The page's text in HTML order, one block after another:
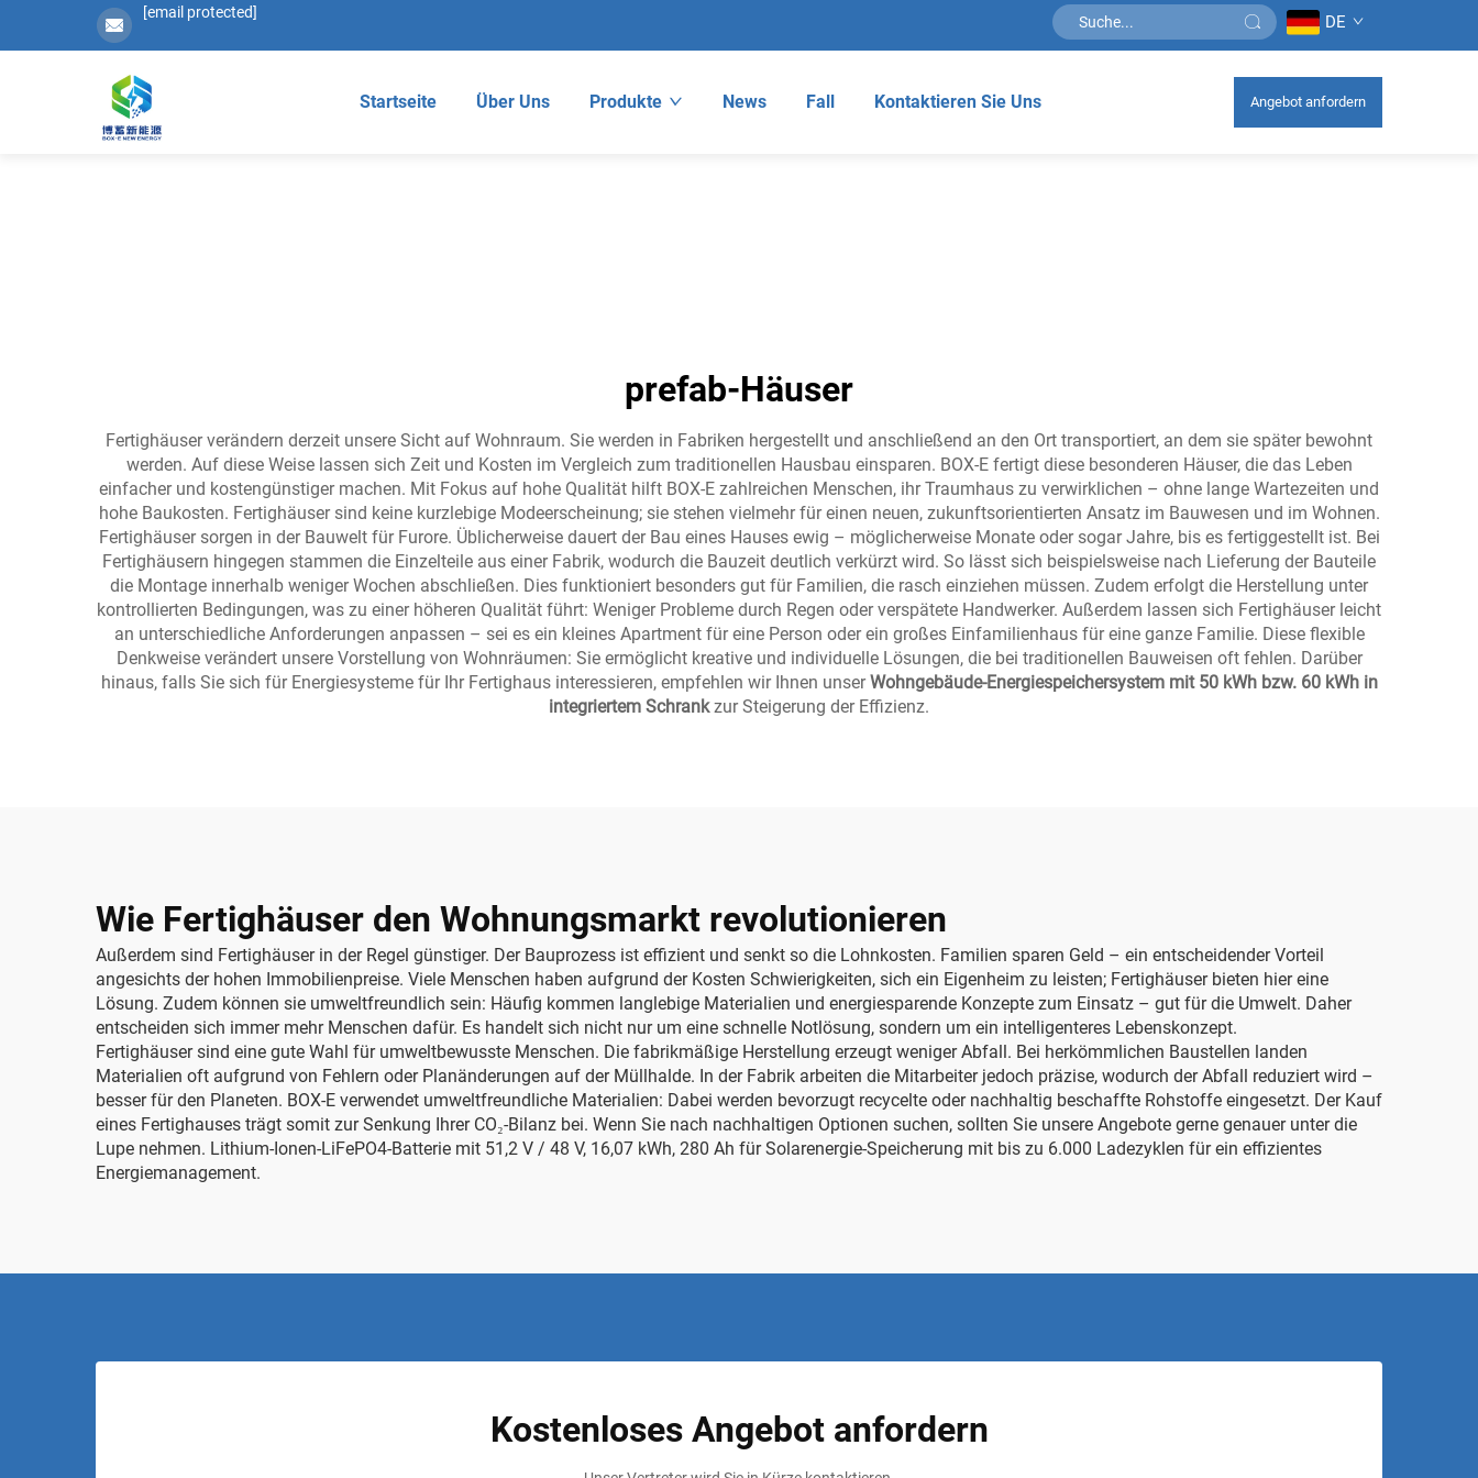
[email protected] DE
Startseite Über Uns Produkte News Fall Kontaktieren Sie Uns Angebot anfordern
prefab-Häuser
Fertighäuser verändern derzeit unsere Sicht auf Wohnraum. Sie werden in Fabriken hergestellt und anschließend an den Ort transportiert, an dem sie später bewohnt
werden. Auf diese Weise lassen sich Zeit und Kosten im Vergleich zum traditionellen Hausbau einsparen. BOX-E fertigt diese besonderen Häuser, die das Leben
einfacher und kostengünstiger machen. Mit Fokus auf hohe Qualität hilft BOX-E zahlreichen Menschen, ihr Traumhaus zu verwirklichen – ohne lange Wartezeiten und
hohe Baukosten. Fertighäuser sind keine kurzlebige Modeerscheinung; sie stehen vielmehr für einen neuen, zukunftsorientierten Ansatz im Bauwesen und im Wohnen.
Fertighäuser sorgen in der Bauwelt für Furore. Üblicherweise dauert der Bau eines Hauses ewig – möglicherweise Monate oder sogar Jahre, bis es fertiggestellt ist. Bei
Fertighäusern hingegen stammen die Einzelteile aus einer Fabrik, wodurch die Bauzeit deutlich verkürzt wird. So lässt sich beispielsweise nach Lieferung der Bauteile
die Montage innerhalb weniger Wochen abschließen. Dies funktioniert besonders gut für Familien, die rasch einziehen müssen. Zudem erfolgt die Herstellung unter
kontrollierten Bedingungen, was zu einer höheren Qualität führt: Weniger Probleme durch Regen oder verspätete Handwerker. Außerdem lassen sich Fertighäuser leicht
an unterschiedliche Anforderungen anpassen – sei es ein kleines Apartment für eine Person oder ein großes Einfamilienhaus für eine ganze Familie. Diese flexible
Denkweise verändert unsere Vorstellung von Wohnräumen: Sie ermöglicht kreative und individuelle Lösungen, die bei traditionellen Bauweisen oft fehlen. Darüber
hinaus, falls Sie sich für Energiesysteme für Ihr Fertighaus interessieren, empfehlen wir Ihnen unserWohngebäude-Energiespeichersystem mit 50 kWh bzw. 60 kWh in
integriertem Schrankzur Steigerung der Effizienz.
Wie Fertighäuser den Wohnungsmarkt revolutionieren
Außerdem sind Fertighäuser in der Regel günstiger. Der Bauprozess ist effizient und senkt so die Lohnkosten. Familien sparen Geld – ein entscheidender Vorteil
angesichts der hohen Immobilienpreise. Viele Menschen haben aufgrund der Kosten Schwierigkeiten, sich ein Eigenheim zu leisten; Fertighäuser bieten hier eine
Lösung. Zudem können sie umweltfreundlich sein: Häufig kommen langlebige Materialien und energiesparende Konzepte zum Einsatz – gut für die Umwelt. Daher
entscheiden sich immer mehr Menschen dafür. Es handelt sich nicht nur um eine schnelle Notlösung, sondern um ein intelligenteres Lebenskonzept.
Fertighäuser sind eine gute Wahl für umweltbewusste Menschen. Die fabrikmäßige Herstellung erzeugt weniger Abfall. Bei herkömmlichen Baustellen landen
Materialien oft aufgrund von Fehlern oder Planänderungen auf der Müllhalde. In der Fabrik arbeiten die Mitarbeiter jedoch präzise, wodurch der Abfall reduziert wird –
besser für den Planeten. BOX-E verwendet umweltfreundliche Materialien: Dabei werden bevorzugt recycelte oder nachhaltig beschaffte Rohstoffe eingesetzt. Der Kauf
eines Fertighauses trägt somit zur Senkung Ihrer CO₂-Bilanz bei. Wenn Sie nach nachhaltigen Optionen suchen, sollten Sie unsere Angebote gerne genauer unter die
Lupe nehmen. Lithium-Ionen-LiFePO4-Batterie mit 51,2 V / 48 V, 16,07 kWh, 280 Ah für Solarenergie-Speicherung mit bis zu 6.000 Ladezyklen für ein effizientes
Energiemanagement.
Kostenloses Angebot anfordern